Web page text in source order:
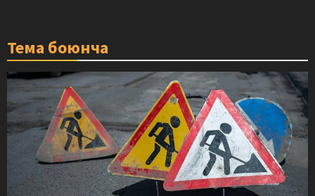
Тема боюнча